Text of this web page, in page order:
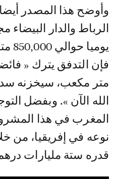
وأوضح هذا المصدر
الرباط والدار البيضاء
متر مكعب، سيخزنه
الله الآن ». وبفضل
المغرب في هذا
نوعه في إفريقيا، من
قدره ستة مليارات